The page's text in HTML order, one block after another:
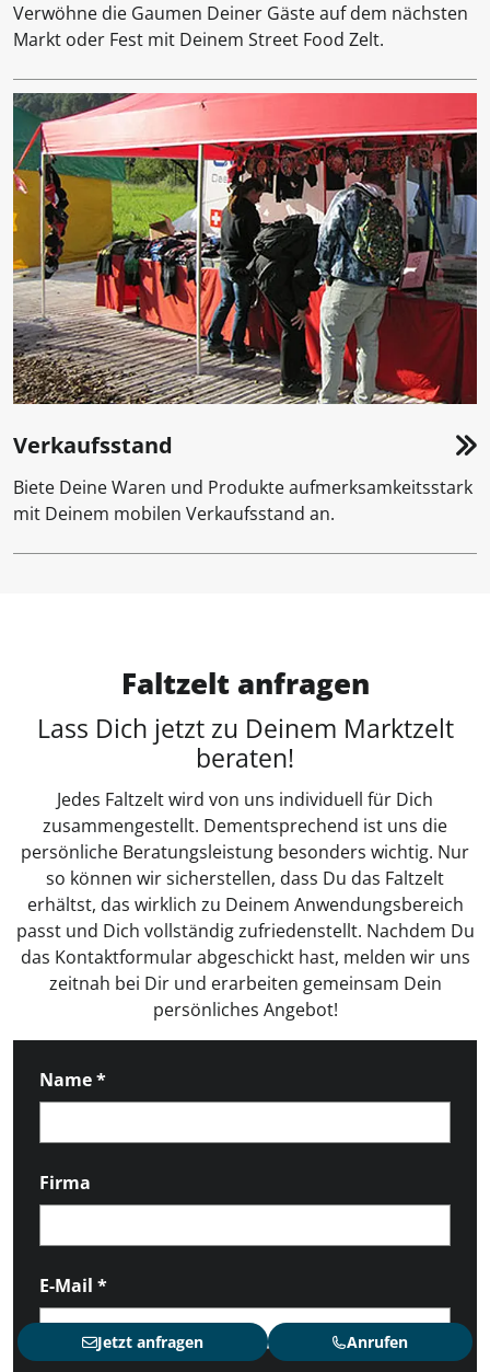
Verwöhne die Gaumen Deiner Gäste auf dem nächsten
Markt oder Fest mit Deinem Street Food Zelt.
Verkaufsstand
Biete Deine Waren und Produkte aufmerksamkeitsstark
mit Deinem mobilen Verkaufsstand an.
Faltzelt anfragen
Lass Dich jetzt zu Deinem Marktzelt
beraten!
Jedes Faltzelt wird von uns individuell für Dich
zusammengestellt. Dementsprechend ist uns die
persönliche Beratungsleistung besonders wichtig. Nur
so können wir sicherstellen, dass Du das Faltzelt
erhältst, das wirklich zu Deinem Anwendungsbereich
passt und Dich vollständig zufriedenstellt. Nachdem Du
das Kontaktformular abgeschickt hast, melden wir uns
zeitnah bei Dir und erarbeiten gemeinsam Dein
persönliches Angebot!
Name*
Firma
E-Mail *
Jetzt anfragen Anrufen